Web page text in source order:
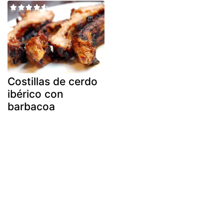
Costillas de cerdo
ibérico con
barbacoa